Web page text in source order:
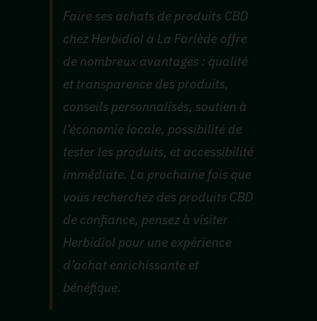
Faire ses achats de produits CBD
chez Herbidiol à La Farlède offre
de nombreux avantages : qualité
et transparence des produits,
conseils personnalisés, soutien à
l’économie locale, possibilité de
tester les produits, et accessibilité
immédiate. La prochaine fois que
vous recherchez des produits CBD
de confiance, pensez à visiter
Herbidiol pour une expérience
d’achat enrichissante et
bénéfique.